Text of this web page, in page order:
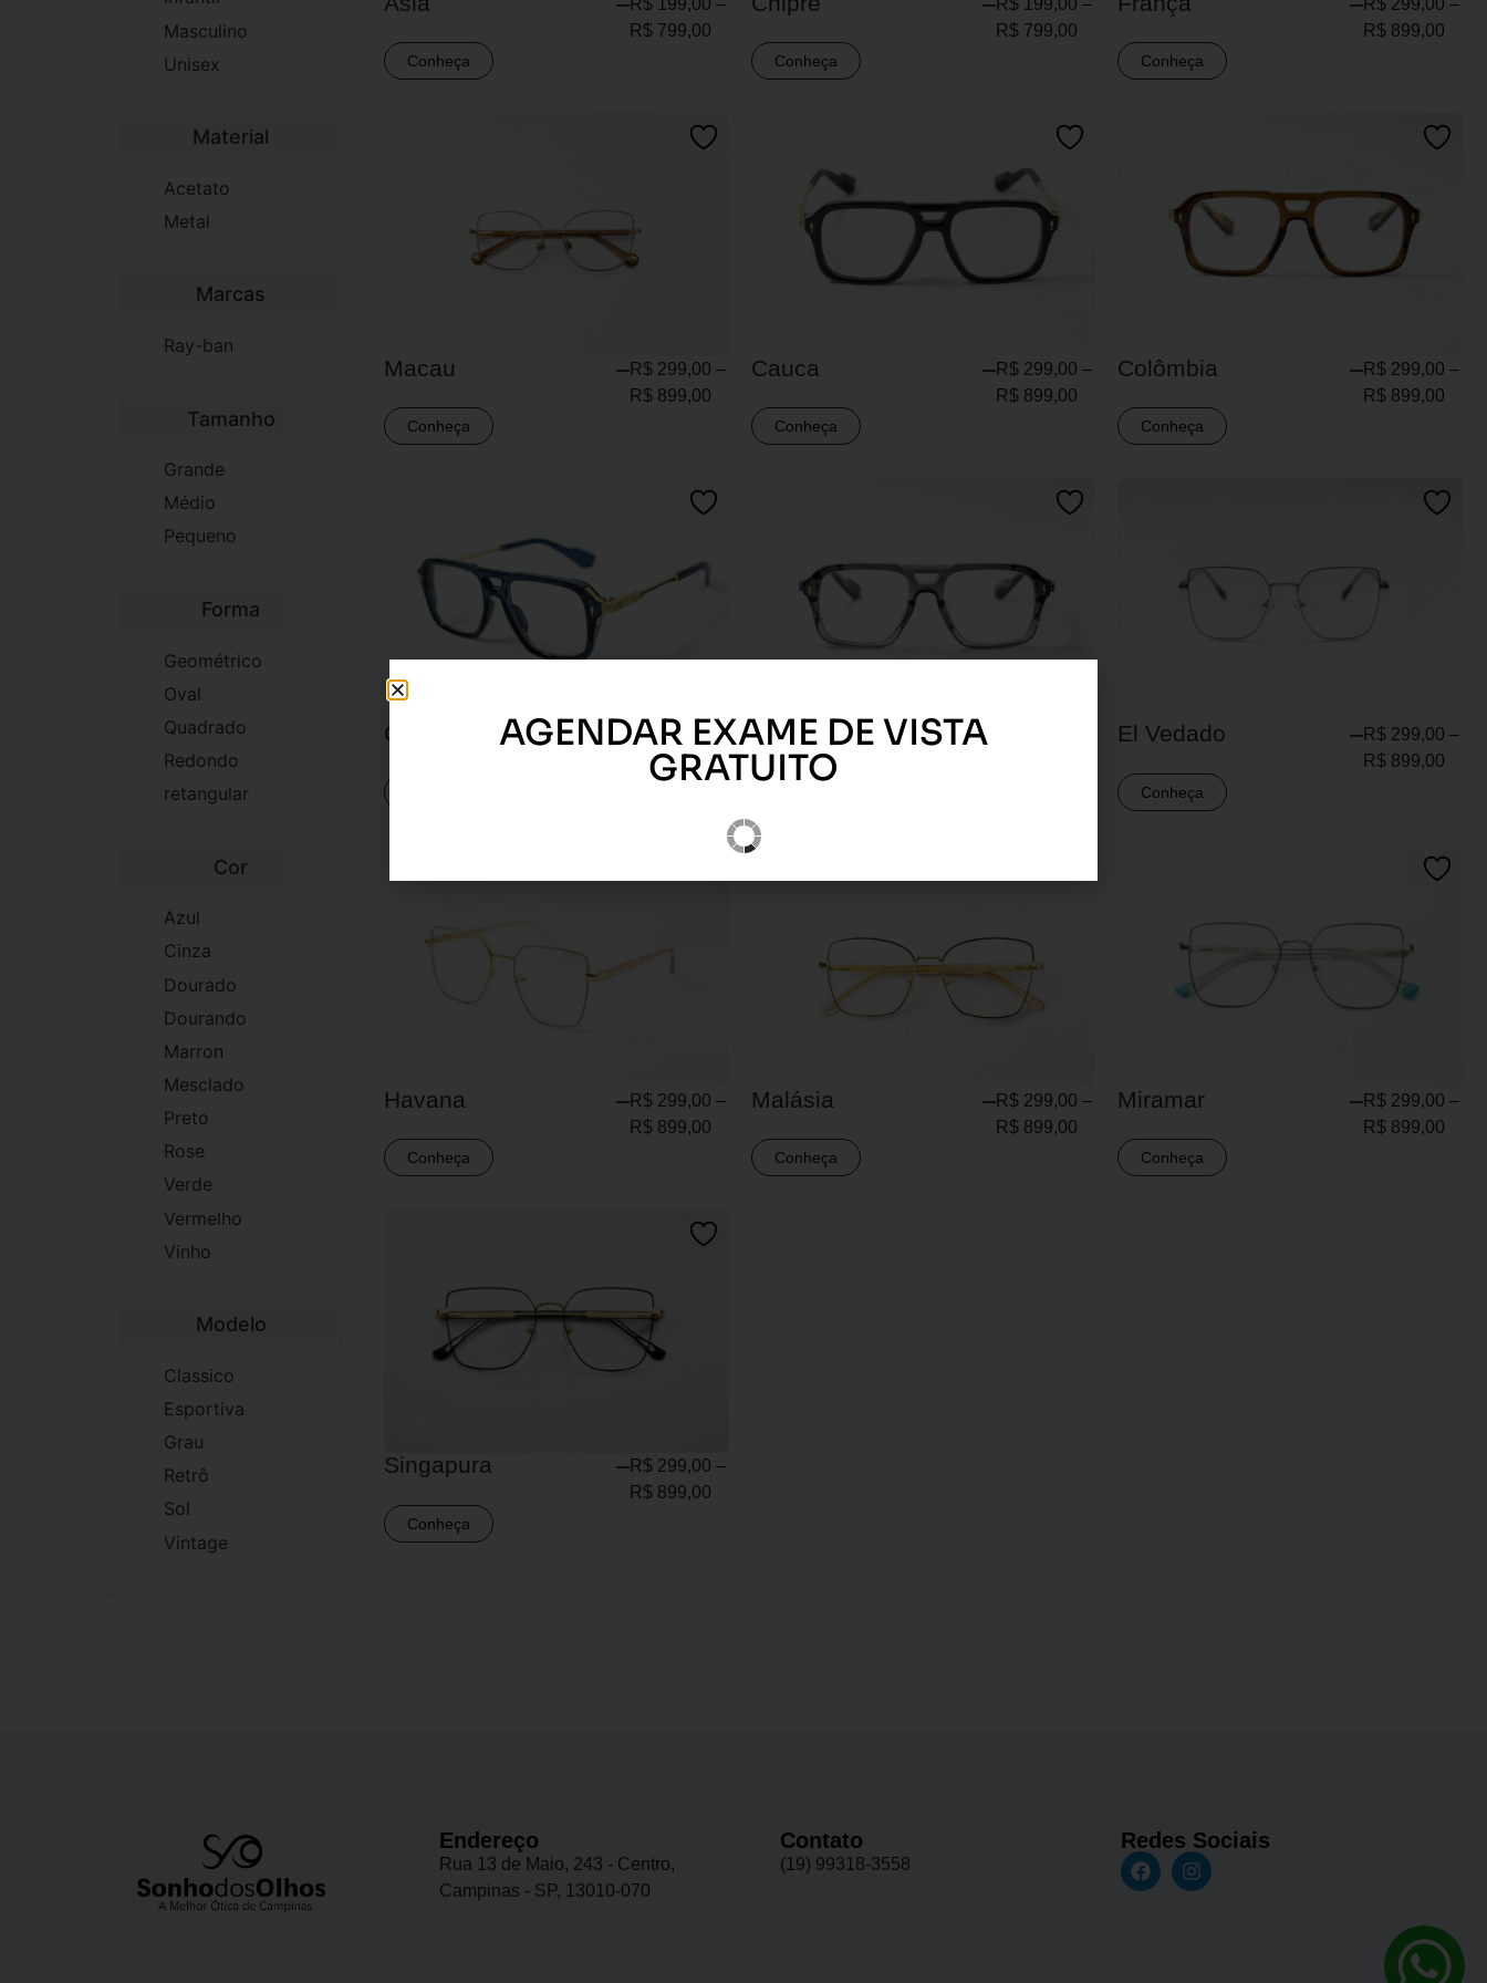
Masculino
Unisex
Material
Acetato
Metal
Marcas
Ray-ban
Tamanho
Grande
Médio
Pequeno
Forma
Geométrico
Oval
Quadrado
Redondo
retangular
Cor
Azul
Cinza
Dourado
Dourando
Marron
Mesclado
Preto
Rose
Verde
Vermelho
Vinho
Modelo
Classico
Esportiva
Grau
Retrô
Sol
Vintage
R$799,00
Conheça
R$ 799,00
Conheça
R$ 899,00
Conheça
Macau R$299,00 –
R$899,00
Conheça
Cauca R$ 299,00 –
R$ 899,00
Conheça
Colômbia R$ 299,00 –
R$ 899,00
Conheça
Cuba R$299,00 –
R$899,00
Dubai El Vedado R$ 299,00 –
R$ 899,00
Conheça
Havana R$299,00 –
R$899,00
Conheça
Malásia R$ 299,00 –
R$ 899,00
Conheça
Miramar R$ 299,00 –
R$ 899,00
Conheça
Singapura R$299,00 –
R$899,00
Conheça
Endereço
Rua 13 de Maio, 243 - Centro,
Campinas - SP, 13010-070
Contato
(19) 99318-3558
Redes Sociais
AGENDAR EXAME DE VISTA
GRATUITO